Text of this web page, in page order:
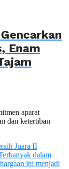
Enam
aparat
dan ketertiban